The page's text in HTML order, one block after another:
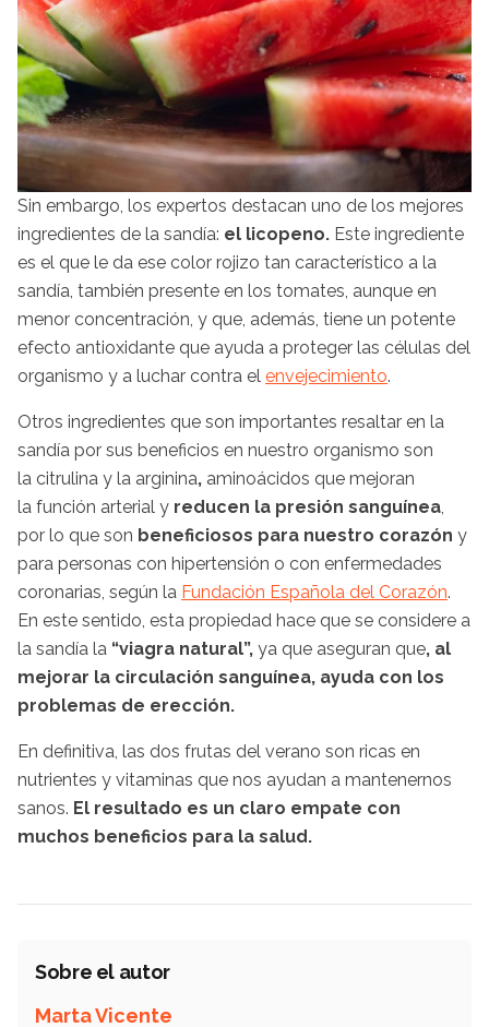
Sin embargo, los expertos destacan uno de los mejores
ingredientes de la sandía: el licopeno. Este ingrediente
es el que le da ese color rojizo tan característico a la
sandía, también presente en los tomates, aunque en
menor concentración, y que, además, tiene un potente
efecto antioxidante que ayuda a proteger las células del
organismo y a luchar contra el envejecimiento.
Otros ingredientes que son importantes resaltar en la
sandía por sus beneficios en nuestro organismo son
la citrulina y la arginina, aminoácidos que mejoran
la función arterial y reducen la presión sanguínea,
por lo que son beneficiosos para nuestro corazón y
para personas con hipertensión o con enfermedades
coronarias, según la Fundación Española del Corazón.
En este sentido, esta propiedad hace que se considere a
la sandía la “viagra natural”, ya que aseguran que, al
mejorar la circulación sanguínea, ayuda con los
problemas de erección.
En definitiva, las dos frutas del verano son ricas en
nutrientes y vitaminas que nos ayudan a mantenernos
sanos. El resultado es un claro empate con
muchos beneficios para la salud.
Sobre el autor
Marta Vicente